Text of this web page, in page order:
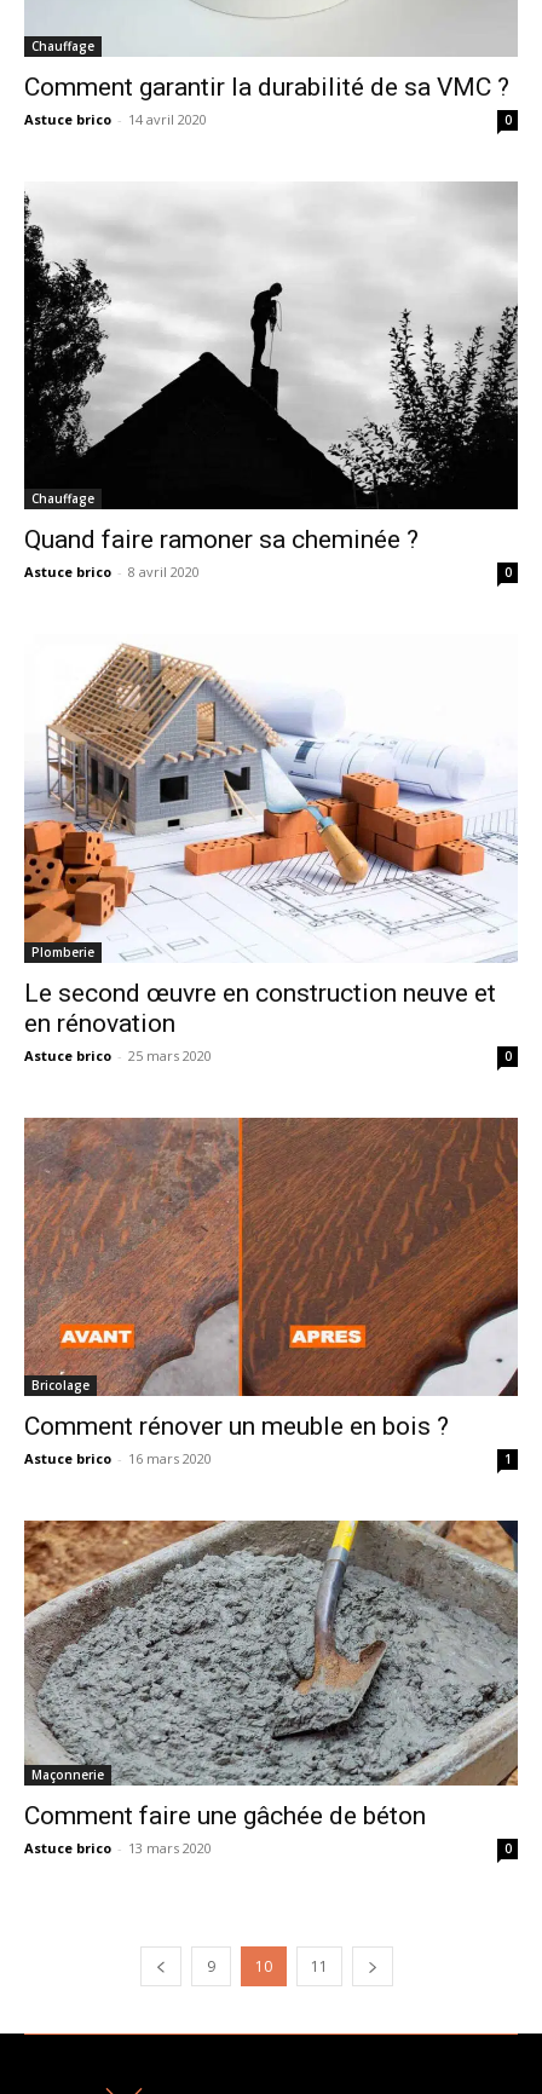
Chauffage
Comment garantir la durabilité de sa VMC ?
Astuce brico - 14 avril 2020 0
Chauffage
Quand faire ramoner sa cheminée ?
Astuce brico - 8 avril 2020 0
Plomberie
Le second œuvre en construction neuve et
en rénovation
Astuce brico - 25 mars 2020 0
Bricolage
Comment rénover un meuble en bois ?
Astuce brico - 16 mars 2020 1
Maçonnerie
Comment faire une gâchée de béton
Astuce brico - 13 mars 2020 0
9 10 11